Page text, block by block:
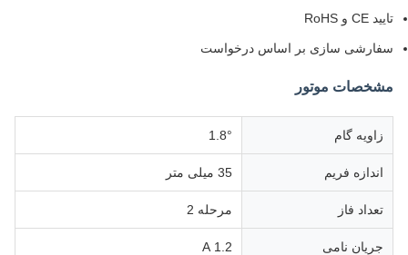
تایید CE و RoHS
سفارشی سازی بر اساس درخواست
مشخصات موتور
زاویه گام 1.8°
اندازه فریم 35 میلی متر
تعداد فاز مرحله 2
جریان نامی 1.2 A